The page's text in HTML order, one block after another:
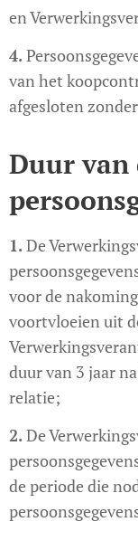
en
4.
van het
afgesloten
Duur van
1. De
voor de
voortvloeien uit
duur van 3 jaar
relatie;
2. De
de periode die